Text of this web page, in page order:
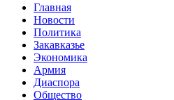
Главная
Новости
Политика
Закавказье
Экономика
Армия
Диаспора
Общество